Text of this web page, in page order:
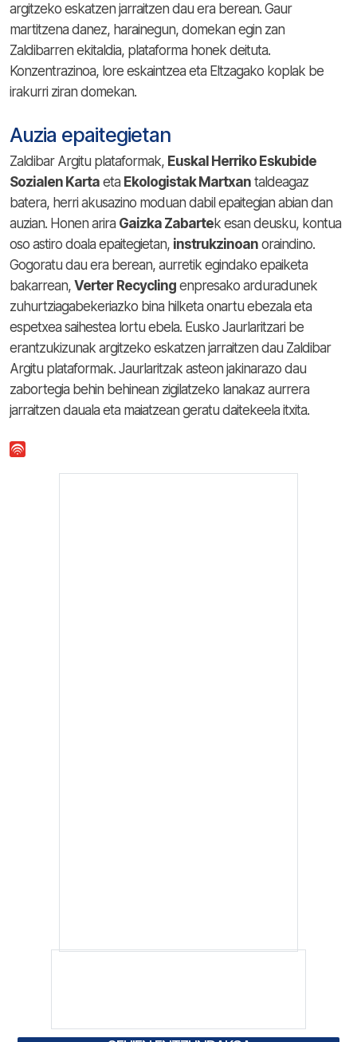
argitzeko eskatzen jarraitzen dau era berean. Gaur
martitzena danez, harainegun, domekan egin zan
Zaldibarren ekitaldia, plataforma honek deituta.
Konzentrazinoa, lore eskaintzea eta Eltzagako koplak be
irakurri ziran domekan.
Auzia epaitegietan
Zaldibar Argitu plataformak, Euskal Herriko Eskubide
Sozialen Karta eta Ekologistak Martxan taldeagaz
batera, herri akusazino moduan dabil epaitegian abian dan
auzian. Honen arira Gaizka Zabartek esan deusku, kontua
oso astiro doala epaitegietan, instrukzinoan oraindino.
Gogoratu dau era berean, aurretik egindako epaiketa
bakarrean, Verter Recycling enpresako arduradunek
zuhurtziagabekeriazko bina hilketa onartu ebezala eta
espetxea saihestea lortu ebela. Eusko Jaurlaritzari be
erantzukizunak argitzeko eskatzen jarraitzen dau Zaldibar
Argitu plataformak. Jaurlaritzak asteon jakinarazo dau
zabortegia behin behinean zigilatzeko lanakaz aurrera
jarraitzen dauala eta maiatzean geratu daitekeela itxita.